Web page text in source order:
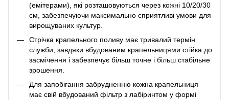
(емітерами), які розташовуються через кожні 10/20/30
см, забезпечуючи максимально сприятливі умови для
вирощуваних культур.
Стрічка крапельного поливу має тривалий термін
служби, завдяки вбудованим крапельницями стійка до
засмічення і забезпечує більш точне і більш стабільне
зрошення.
Для запобігання забрудненню кожна крапельниця
має свій вбудований фільтр з лабіринтом у формі